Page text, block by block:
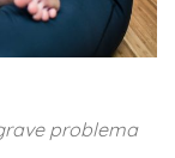
problema